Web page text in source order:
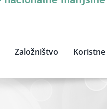
Založništvo